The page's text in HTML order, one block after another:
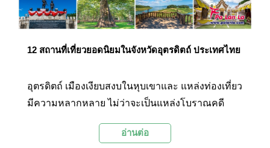
12 สถานที่เที่ยวยอดนิยมในจังหวัดอุตรดิตถ์ ประเทศไทย
อุตรดิตถ์ เมืองเงียบสงบในหุบเขาและ แหล่งท่องเที่ยว
มีความหลากหลาย ไม่ว่าจะเป็นแหล่งโบราณคดี
ล้านนาโบราณ… Palanla ขอชวนออกเดินทางไป
อ่านต่อ